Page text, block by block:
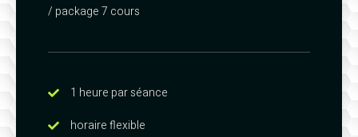
/ package 7 cours
1 heure par séance
horaire flexible